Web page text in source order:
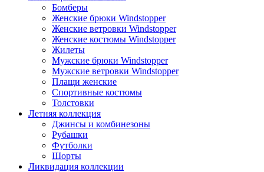
Бомберы
Женские брюки Windstopper
Женские ветровки Windstopper
Женские костюмы Windstopper
Жилеты
Мужские брюки Windstopper
Мужские ветровки Windstopper
Плащи женские
Спортивные костюмы
Толстовки
Летняя коллекция
Джинсы и комбинезоны
Рубашки
Футболки
Шорты
Ликвидация коллекции